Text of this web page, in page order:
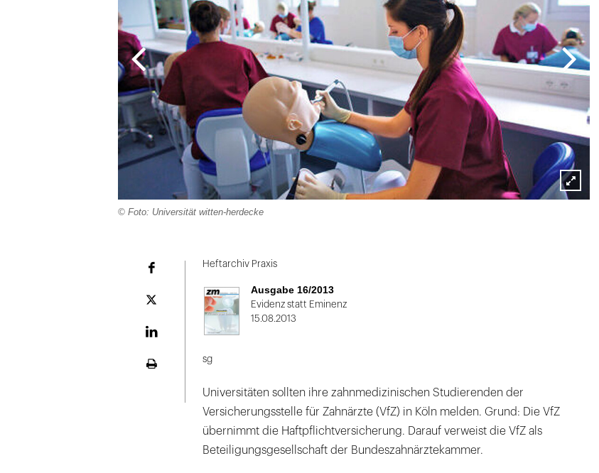
Lightbox
© Foto: Universität witten-herdecke
Plattform
Heftarchiv Praxis
Ausgabe 16/2013
Evidenz statt Eminenz
15.08.2013
sg
Universitäten sollten ihre zahnmedizinischen Studierenden der
Versicherungsstelle für Zahnärzte (VfZ) in Köln melden. Grund: Die VfZ
übernimmt die Haftpflichtversicherung. Darauf verweist die VfZ als
Beteiligungsgesellschaft der Bundeszahnärztekammer.